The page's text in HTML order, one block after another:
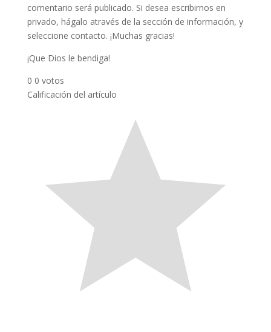
comentario será publicado. Si desea escribirnos en
privado, hágalo através de la sección de información, y
seleccione contacto. ¡Muchas gracias!
¡Que Dios le bendiga!
0 0 votos
Calificación del artículo